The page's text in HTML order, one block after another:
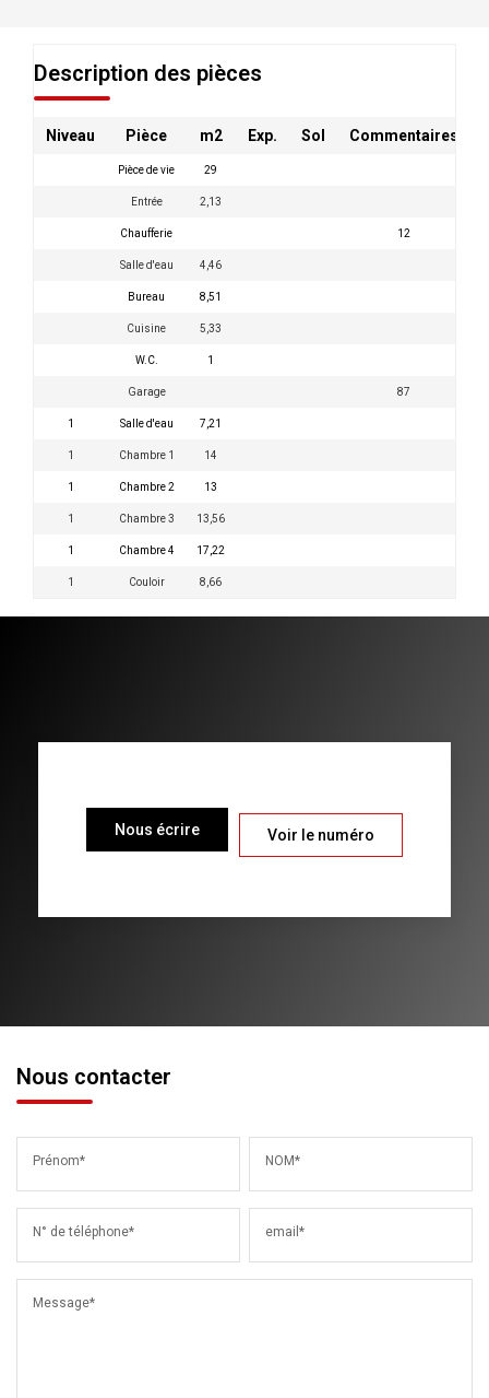
Description des pièces
Niveau Pièce m2 Exp. Sol Commentaires
Pièce de vie 29
Entrée 2,13
Chaufferie 12
Salle d'eau 4,46
Bureau 8,51
Cuisine 5,33
W.C. 1
Garage 87
1 Salle d'eau 7,21
1 Chambre 1 14
1 Chambre 2 13
1 Chambre 3 13,56
1 Chambre 4 17,22
1 Couloir 8,66
Nous écrire Voir le numéro
Nous contacter
Prénom* NOM*
N° de téléphone* email*
Message*